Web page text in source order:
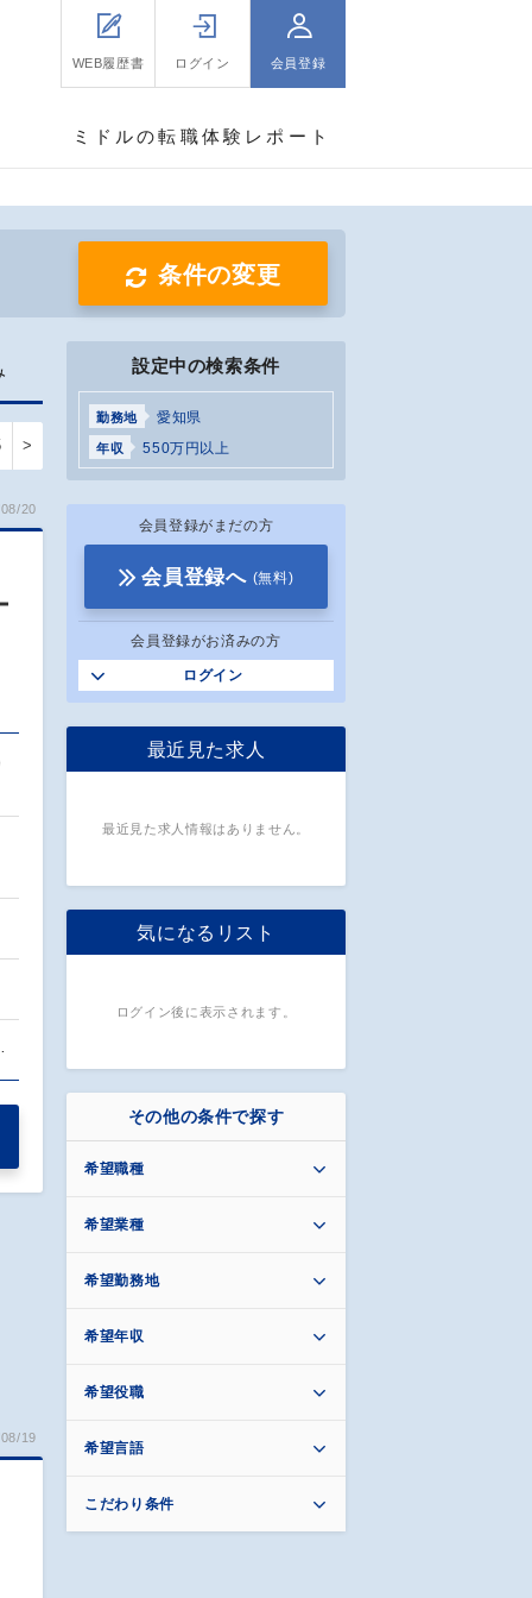
WEB履歴書 ログイン 会員登録
ミドルの転職体験レポート
条件の変更
>
20
19
設定中の検索条件
勤務地 愛知県
年収 550万円以上
会員登録がまだの方
会員登録へ (無料)
会員登録がお済みの方
ログイン
最近見た求人
最近見た求人情報はありません。
気になるリスト
ログイン後に表示されます。
その他の条件で探す
希望職種
希望業種
希望勤務地
希望年収
希望役職
希望言語
こだわり条件